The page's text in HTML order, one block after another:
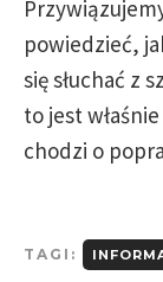
powiedzieć,
się słuchać z
to jest
chodzi o
TAGI: